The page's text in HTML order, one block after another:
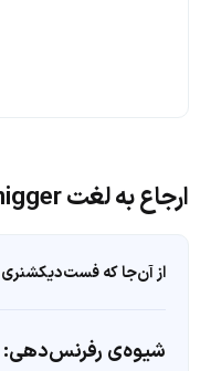
ارجاع به لغت snigger
از آن‌جا که فست‌دیکشنری
شیوه‌ی رفرنس‌دهی: